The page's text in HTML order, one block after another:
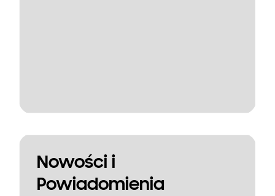
Nowości i
Powiadomienia